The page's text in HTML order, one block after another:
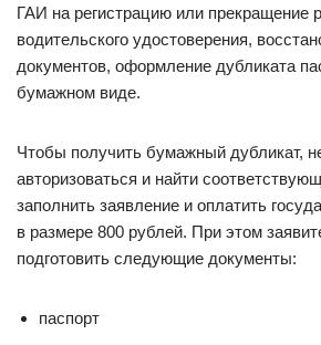
ГАИ на регистрацию или прекращение
водительского удостоверения,
документов, оформление дубликата
бумажном виде.
Чтобы получить бумажный дубликат,
авторизоваться и найти
заполнить заявление и оплатить
в размере 800 рублей. При этом
подготовить следующие документы:
паспорт